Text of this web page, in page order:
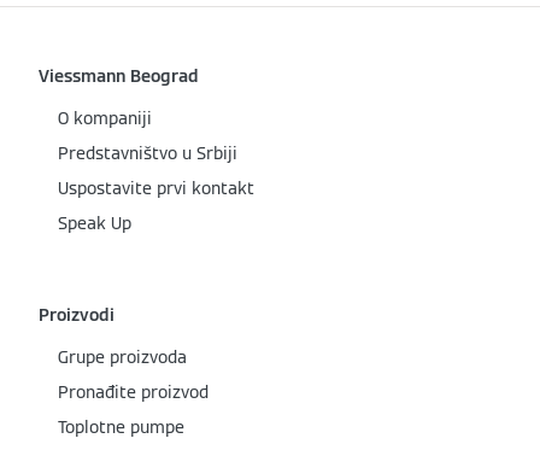
Viessmann Beograd
O kompaniji
Predstavništvo u Srbiji
Uspostavite prvi kontakt
Speak Up
Proizvodi
Grupe proizvoda
Pronađite proizvod
Toplotne pumpe